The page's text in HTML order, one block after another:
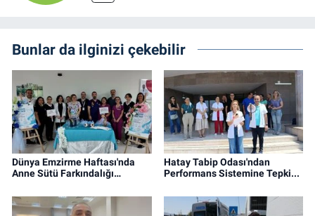
Bunlar da ilginizi çekebilir
Dünya Emzirme Haftası'nda
Anne Sütü Farkındalığı…
Hatay Tabip Odası'ndan
Performans Sistemine Tepki...